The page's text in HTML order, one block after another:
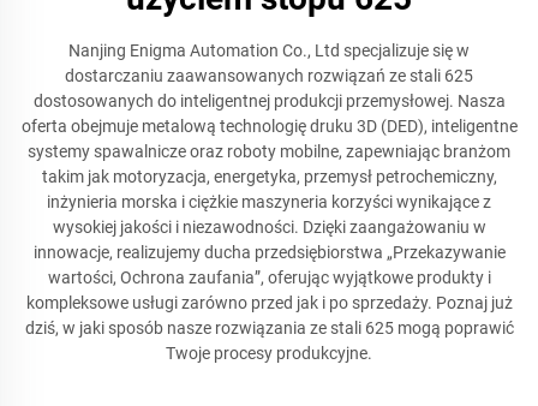
Nanjing Enigma Automation Co., Ltd specjalizuje się w
dostarczaniu zaawansowanych rozwiązań ze stali 625
dostosowanych do inteligentnej produkcji przemysłowej. Nasza
oferta obejmuje metalową technologię druku 3D (DED), inteligentne
systemy spawalnicze oraz roboty mobilne, zapewniając branżom
takim jak motoryzacja, energetyka, przemysł petrochemiczny,
inżynieria morska i ciężkie maszyneria korzyści wynikające z
wysokiej jakości i niezawodności. Dzięki zaangażowaniu w
innowacje, realizujemy ducha przedsiębiorstwa „Przekazywanie
wartości, Ochrona zaufania”, oferując wyjątkowe produkty i
kompleksowe usługi zarówno przed jak i po sprzedaży. Poznaj już
dziś, w jaki sposób nasze rozwiązania ze stali 625 mogą poprawić
Twoje procesy produkcyjne.